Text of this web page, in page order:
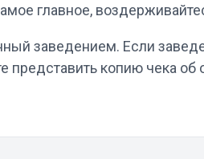
главное,
заведением. Если
копию чека об